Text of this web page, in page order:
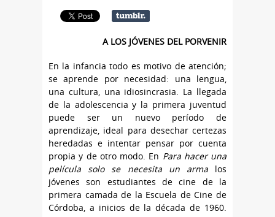
A LOS JÓVENES DEL PORVENIR
En la infancia todo es motivo de atención;
se aprende por necesidad: una lengua,
una cultura, una idiosincrasia. La llegada
de la adolescencia y la primera juventud
puede ser un nuevo período de
aprendizaje, ideal para desechar certezas
heredadas e intentar pensar por cuenta
propia y de otro modo. En Para hacer una
película solo se necesita un armalos
jóvenes son estudiantes de cine de la
primera camada de la Escuela de Cine de
Córdoba, a inicios de la década de 1960.